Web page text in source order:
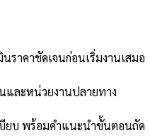
ราคาชัดเจนก่อนเริ่มงานเสมอ
และหน่วยงานปลายทาง
บียบ พร้อมคำแนะนำขั้นตอนถัด